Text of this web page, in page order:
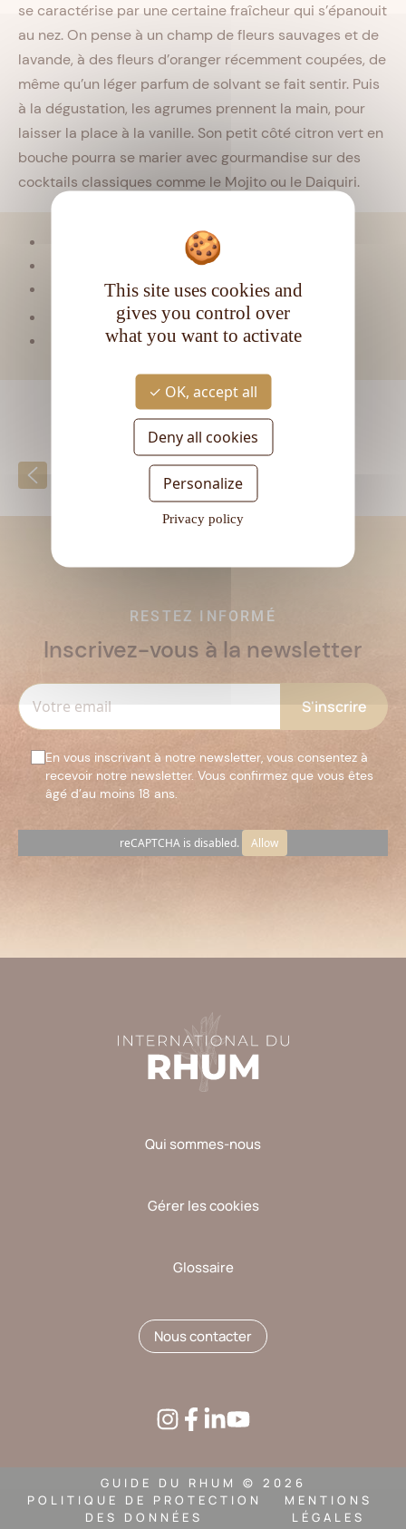
se caractérise par une certaine fraîcheur qui s’épanouit
au nez. On pense à un champ de fleurs sauvages et de
lavande, à des fleurs d’oranger récemment coupées, de
même qu’un léger parfum de solvant se fait sentir. Puis
à la dégustation, les agrumes prennent la main, pour
laisser la place à la vanille. Son petit côté citron vert en
bouche pourra se marier avec gourmandise sur des
cocktails classiques comme le Mojito ou le Daiquiri.
Tropical
Mélasse
Type de rhum :Blanc
Contenance :70CL
Degré d'alcool :44,5°
Retour à la liste
RESTEZ INFORMÉ
Inscrivez-vous à la newsletter
En vous inscrivant à notre newsletter, vous consentez à
recevoir notre newsletter. Vous confirmez que vous êtes
âgé d’au moins 18 ans.
reCAPTCHA is disabled. Allow
vide.
Qui sommes-nous
Gérer les cookies
Glossaire
Nous contacter
GUIDE DU RHUM © 2026
POLITIQUE DE PROTECTION
DES DONNÉES
MENTIONS
LÉGALES
This site uses cookies and
gives you control over
what you want to activate
OK, accept all
Deny all cookies
Personalize
Privacy policy